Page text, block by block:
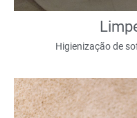
Higienização de